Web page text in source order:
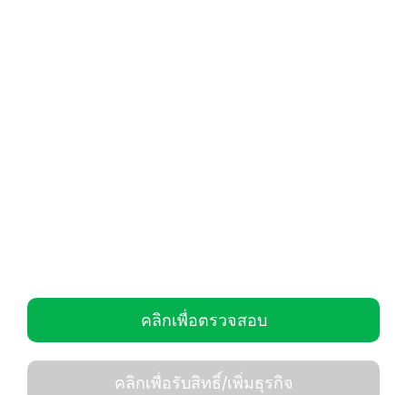
คลิกเพื่อตรวจสอบ
คลิกเพื่อรับสิทธิ์/เพิ่มธุรกิจ